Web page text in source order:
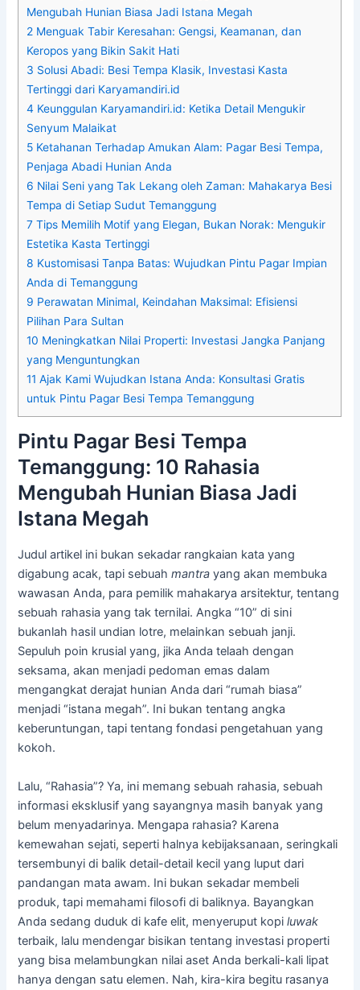
Mengubah Hunian Biasa Jadi Istana Megah
2 Menguak Tabir Keresahan: Gengsi, Keamanan, dan
Keropos yang Bikin Sakit Hati
3 Solusi Abadi: Besi Tempa Klasik, Investasi Kasta
Tertinggi dari Karyamandiri.id
4 Keunggulan Karyamandiri.id: Ketika Detail Mengukir
Senyum Malaikat
5 Ketahanan Terhadap Amukan Alam: Pagar Besi Tempa,
Penjaga Abadi Hunian Anda
6 Nilai Seni yang Tak Lekang oleh Zaman: Mahakarya Besi
Tempa di Setiap Sudut Temanggung
7 Tips Memilih Motif yang Elegan, Bukan Norak: Mengukir
Estetika Kasta Tertinggi
8 Kustomisasi Tanpa Batas: Wujudkan Pintu Pagar Impian
Anda di Temanggung
9 Perawatan Minimal, Keindahan Maksimal: Efisiensi
Pilihan Para Sultan
10 Meningkatkan Nilai Properti: Investasi Jangka Panjang
yang Menguntungkan
11 Ajak Kami Wujudkan Istana Anda: Konsultasi Gratis
untuk Pintu Pagar Besi Tempa Temanggung
Pintu Pagar Besi Tempa
Temanggung: 10 Rahasia
Mengubah Hunian Biasa Jadi
Istana Megah
Judul artikel ini bukan sekadar rangkaian kata yang
digabung acak, tapi sebuahmantra yang akan membuka
wawasan Anda, para pemilik mahakarya arsitektur, tentang
sebuah rahasia yang tak ternilai. Angka “10” di sini
bukanlah hasil undian lotre, melainkan sebuah janji.
Sepuluh poin krusial yang, jika Anda telaah dengan
seksama, akan menjadi pedoman emas dalam
mengangkat derajat hunian Anda dari “rumah biasa”
menjadi “istana megah”. Ini bukan tentang angka
keberuntungan, tapi tentang fondasi pengetahuan yang
kokoh.
Lalu, “Rahasia”? Ya, ini memang sebuah rahasia, sebuah
informasi eksklusif yang sayangnya masih banyak yang
belum menyadarinya. Mengapa rahasia? Karena
kemewahan sejati, seperti halnya kebijaksanaan, seringkali
tersembunyi di balik detail-detail kecil yang luput dari
pandangan mata awam. Ini bukan sekadar membeli
produk, tapi memahami filosofi di baliknya. Bayangkan
Anda sedang duduk di kafe elit, menyeruput kopiluwak
terbaik, lalu mendengar bisikan tentang investasi properti
yang bisa melambungkan nilai aset Anda berkali-kali lipat
hanya dengan satu elemen. Nah, kira-kira begitu rasanya